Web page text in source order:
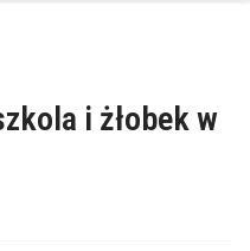
i żłobek w